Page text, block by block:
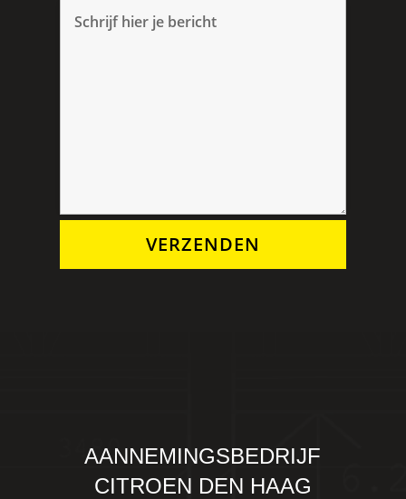
VERZENDEN
AANNEMINGSBEDRIJF
CITROEN DEN HAAG